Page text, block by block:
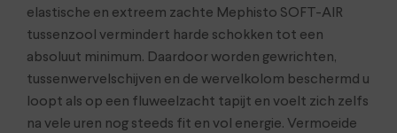
elastische en extreem zachte Mephisto SOFT-AIR
tussenzool vermindert harde schokken tot een
absoluut minimum. Daardoor worden gewrichten,
tussenwervelschijven en de wervelkolom beschermd u
loopt als op een fluweelzacht tapijt en voelt zich zelfs
na vele uren nog steeds fit en vol energie. Vermoeide